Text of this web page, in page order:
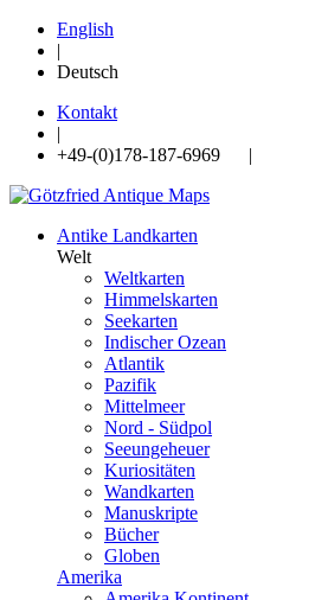
English
|
Deutsch
Kontakt
|
+49-(0)178-187-6969 |
Antike Landkarten
Welt
Weltkarten
Himmelskarten
Seekarten
Indischer Ozean
Atlantik
Pazifik
Mittelmeer
Nord - Südpol
Seeungeheuer
Kuriositäten
Wandkarten
Manuskripte
Bücher
Globen
Amerika